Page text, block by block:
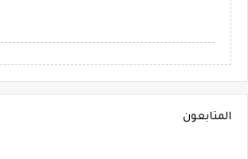
المتابعون